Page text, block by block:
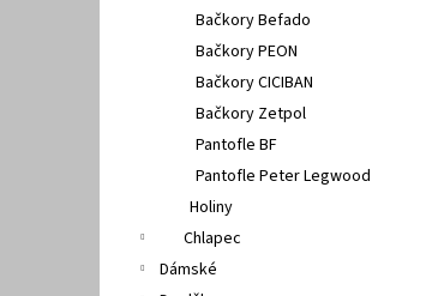
Bačkory Befado
Bačkory PEON
Bačkory CICIBAN
Bačkory Zetpol
Pantofle BF
Pantofle Peter Legwood
Holiny
Chlapec
Dámské